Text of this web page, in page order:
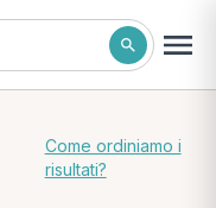
Come ordiniamo i
risultati?